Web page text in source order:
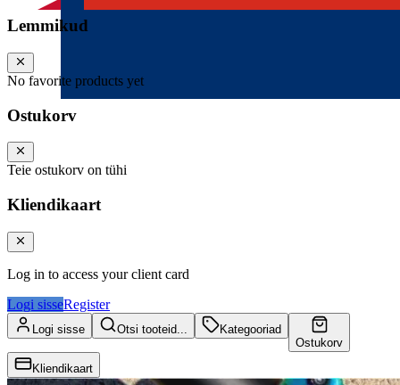
Lemmikud
No favorite products yet
Ostukorv
Teie ostukorv on tühi
Kliendikaart
Log in to access your client card
Logi sisseRegister
Logi sisse Otsi tooteid...
Kategooriad
Ostukorv
Kliendikaart